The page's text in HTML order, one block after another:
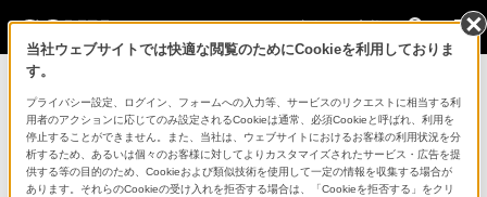
法人のお客様
コンスーマー製品に関するお問い合わせ
製品に関する重要なお知らせ
プロフェッショナル／業務用製品に関
当社ウェブサイトでは快適な閲覧のためにCookieを利用しておりま
す。
プライバシー設定、ログイン、フォームへの入力等、サービスのリクエストに相当する利
用者のアクションに応じてのみ設定されるCookieは通常、必須Cookieと呼ばれ、利用を
停止することができません。また、当社は、ウェブサイトにおけるお客様の利用状況を分
析するため、あるいは個々のお客様に対してよりカスタマイズされたサービス・広告を提
供する等の目的のため、Cookieおよび類似技術を使用して一定の情報を収集する場合が
あります。それらのCookieの受け入れを拒否する場合は、「Cookieを拒否する」をクリ